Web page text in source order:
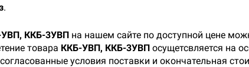
.
ККБ-3УВП на нашем сайте по доступной цене
товара ККБ-УВП, ККБ-3УВП осущетсвляется на
условия поставки и окончательная